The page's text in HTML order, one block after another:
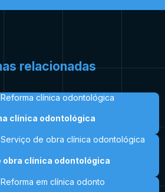
relacionadas
clínica odontológica
obra clínica odontológica